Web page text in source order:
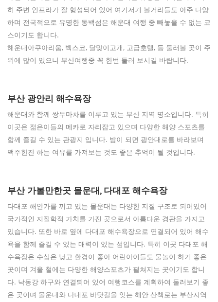
히 주변 인프라가 잘 형성되어 있어 여기저기 볼거리들도 아주 다양
하며 전국적으로 유명한 동백섬은 해운대 여행 중 빼놓을 수 없는 코
스이기도 합니다.
해운대아쿠아리움, 벡스코, 달맞이고개, 고급호텔, 등 둘러볼 곳이 주
위에 많이 있으니 부산여행중 꼭 한번 둘러 보시길 바랍니다.
부산 광안리 해수욕장
해운대와 함께 쌍두마차를 이루고 있는 부산 지역 명소입니다. 특히
이곳은 젊은이들의 메카로 자리잡고 있으며 다양한 해양 스포츠를
함께 즐길 수 있는 관광지 입니다. 밤이 되면 광안대로를 바라보며
맥주한잔 하는 여유를 가져보는 것도 좋은 추억이 될 것입니다.
부산 가볼만한곳 몰운대, 다대포 해수욕장
다대포 해안가를 끼고 있는 몰운대는 다양한 지질 구조로 되어있어
국가적인 지질학적 가치를 가진 곳으로서 아름다운 경관을 가지고
있습니다. 또한 바로 옆에 다대포 해수욕장으로 연결되어 있어 해수
욕을 함께 즐길 수 있는 매력이 있는 섬입니다. 특히 이곳 다대포 해
수욕장은 수심은 낮고 환경이 좋아 어린아이들도 물놀이 하기 좋은
곳이며 겨울 철에는 다양한 해양스포츠가 펼쳐지는 곳이기도 합니
다. 낙동강 하구와 연결되어 있어 여행코스를 계획하여 둘러보기 좋
은 곳이며 몰운대와 다대포 바닷길을 잇는 해안 산책로는 부산지역